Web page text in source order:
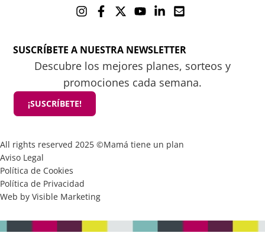
SUSCRÍBETE A NUESTRA NEWSLETTER
Descubre los mejores planes, sorteos y
promociones cada semana.
¡SUSCRÍBETE!
All rights reserved 2025 ©Mamá tiene un plan
Aviso Legal
Política de Cookies
Política de Privacidad
Web by Visible Marketing